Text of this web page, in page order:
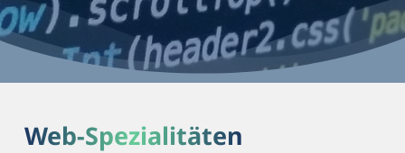
Web-Spezialitäten